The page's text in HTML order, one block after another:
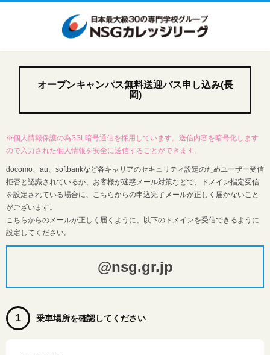
オープンキャンパス無料送迎バス申し込み(長
岡)
※個人情報保護の為SSL暗号通信を採用しています。送信内容を暗号化します
ので入力された個人情報を安全に送信することができます。
docomo、au、softbankなど各キャリアのセキュリティ設定のためユーザー受信
拒否と認識されているか、お客様が迷惑メール対策などで、ドメイン指定受信
を設定されている場合に、こちらからの申込完了メールが正しく届かないこと
がございます。
こちらからのメールが正しく届くように、以下のドメインを受信できるように
設定してください。
@nsg.gr.jp
1 乗車場所を確認してください